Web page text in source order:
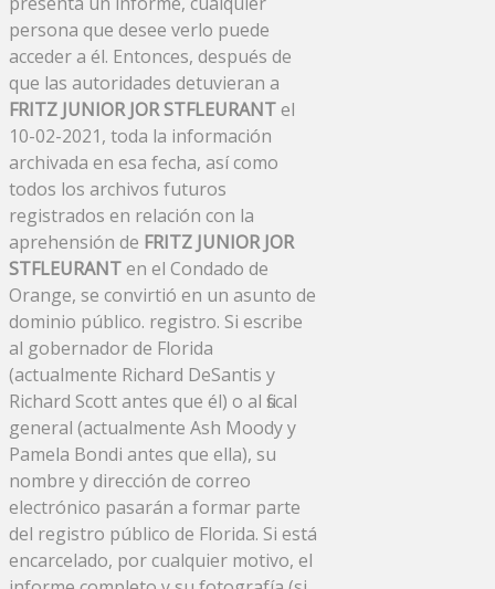
persona que desee verlo puede
acceder a él. Entonces, después de
que las autoridades detuvieran a
FRITZ JUNIOR JOR STFLEURANTel
10-02-2021, toda la información
archivada en esa fecha, así como
todos los archivos futuros
registrados en relación con la
aprehensión de FRITZ JUNIOR JOR
STFLEURANTen el Condado de
Orange, se convirtió en un asunto de
dominio público. registro. Si escribe
al gobernador de Florida
(actualmente Richard DeSantis y
Richard Scott antes que él) o al fiscal
general (actualmente Ash Moody y
Pamela Bondi antes que ella), su
nombre y dirección de correo
electrónico pasarán a formar parte
del registro público de Florida. Si está
encarcelado, por cualquier motivo, el